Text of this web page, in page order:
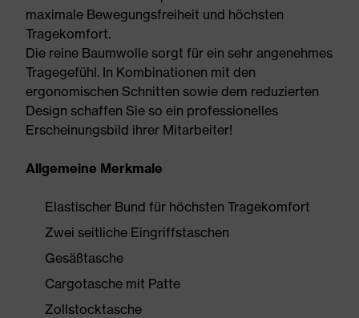
maximale Bewegungsfreiheit und höchsten
Tragekomfort.
Die reine Baumwolle sorgt für ein sehr angenehmes
Tragegefühl. In Kombinationen mit den
ergonomischen Schnitten sowie dem reduzierten
Design schaffen Sie so ein professionelles
Erscheinungsbild ihrer Mitarbeiter!
Allgemeine Merkmale
Elastischer Bund für höchsten Tragekomfort
Zwei seitliche Eingriffstaschen
Gesäßtasche
Cargotasche mit Patte
Zollstocktasche